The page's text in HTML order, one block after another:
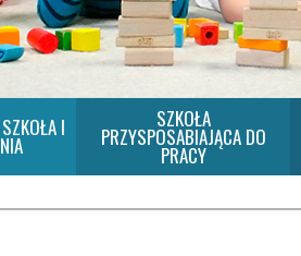
I SZKOŁA
PRZYSPOSABIAJĄCA DO
PRACY